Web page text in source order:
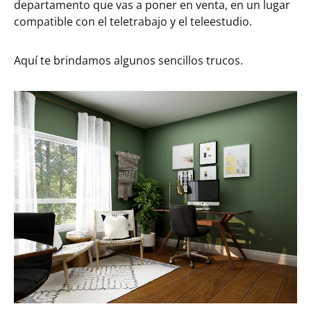
departamento que vas a poner en venta, en un lugar
compatible con el teletrabajo y el teleestudio.
Aquí te brindamos algunos sencillos trucos.